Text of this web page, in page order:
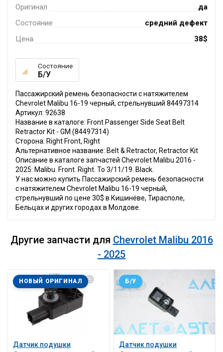
Оригинал
да
Состояние
средний дефект
Цена
38$
Состояние
Б/У
Пассажирский ремень безопасности с натяжителем
Chevrolet Malibu 16-19 черный, стрельнувший 84497314
Артикул: 92638
Название в каталоге: Front Passenger Side Seat Belt
Retractor Kit - GM (84497314)
Сторона: Right Front, Right
Альтернативное название: Belt & Retractor, Retractor Kit
Описание в каталоге запчастей Chevrolet Malibu 2016 -
2025: Malibu. Front. Right. To 3/11/19. Black.
У нас можно купить Пассажирский ремень безопасности
с натяжителем Chevrolet Malibu 16-19 черный,
стрельнувший по цене 30$ в Кишинёве, Тирасполе,
Бельцах и других городах в Молдове.
Другие запчасти для Chevrolet Malibu 2016
- 2025
Датчик подушки
НОВЫЙ ОРИГИНАЛ
Датчик подушки
Б/У